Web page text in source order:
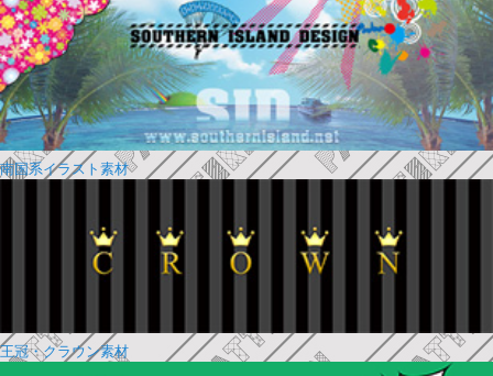
南国系イラスト素材
王冠・クラウン素材